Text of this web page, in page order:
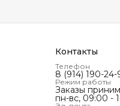
Контакты
Телефон
8 (914) 190-24-
Режим работы
Заказы
пн-вс, 09:00 -